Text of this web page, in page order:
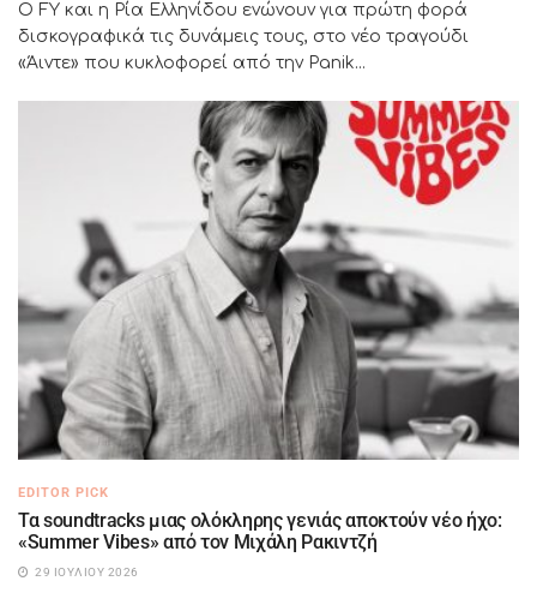
Ο FY και η Ρία Ελληνίδου ενώνουν για πρώτη φορά
δισκογραφικά τις δυνάμεις τους, στο νέο τραγούδι
«Άιντε» που κυκλοφορεί από την Panik...
EDITOR PICK
Τα soundtracks μιας ολόκληρης γενιάς αποκτούν νέο ήχο:
«Summer Vibes» από τον Μιχάλη Ρακιντζή
29 ΙΟΥΛΊΟΥ 2026